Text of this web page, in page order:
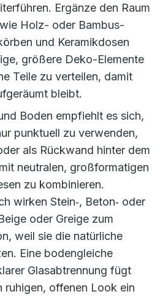
Ergänze den Raum
Holz- oder Bambus-
und Keramikdosen
größere Deko-Elemente
Teile zu verteilen, damit
bleibt.
Boden empfiehlt es sich,
punktuell zu verwenden,
als Rückwand hinter dem
neutralen, großformatigen
zu kombinieren.
wirken Stein‑, Beton‑ oder
oder Greige zum
weil sie die natürliche
Eine bodengleiche
Glasabtrennung fügt
ruhigen, offenen Look ein